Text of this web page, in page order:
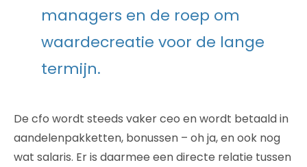
managers en de roep om
waardecreatie voor de lange
termijn.
De cfo wordt steeds vaker ceo en wordt betaald in
aandelenpakketten, bonussen – oh ja, en ook nog
wat salaris. Er is daarmee een directe relatie tussen